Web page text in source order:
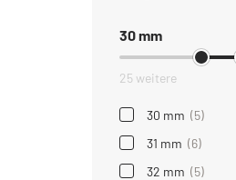
30 mm
25 weitere
30 mm (5)
31 mm (6)
32 mm (5)